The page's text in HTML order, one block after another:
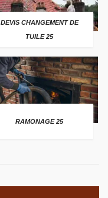
DEVIS CHANGEMENT DE
TUILE 25
RAMONAGE 25